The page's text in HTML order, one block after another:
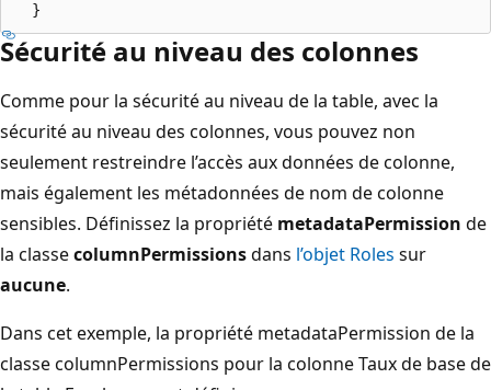
Sécurité au niveau des colonnes
Comme pour la sécurité au niveau de la table, avec la
sécurité au niveau des colonnes, vous pouvez non
seulement restreindre l’accès aux données de colonne,
mais également les métadonnées de nom de colonne
sensibles. Définissez la propriété metadataPermission de
la classecolumnPermissionsdans l’objet Roles sur
aucune.
Dans cet exemple, la propriété metadataPermission de la
classe columnPermissions pour la colonne Taux de base de